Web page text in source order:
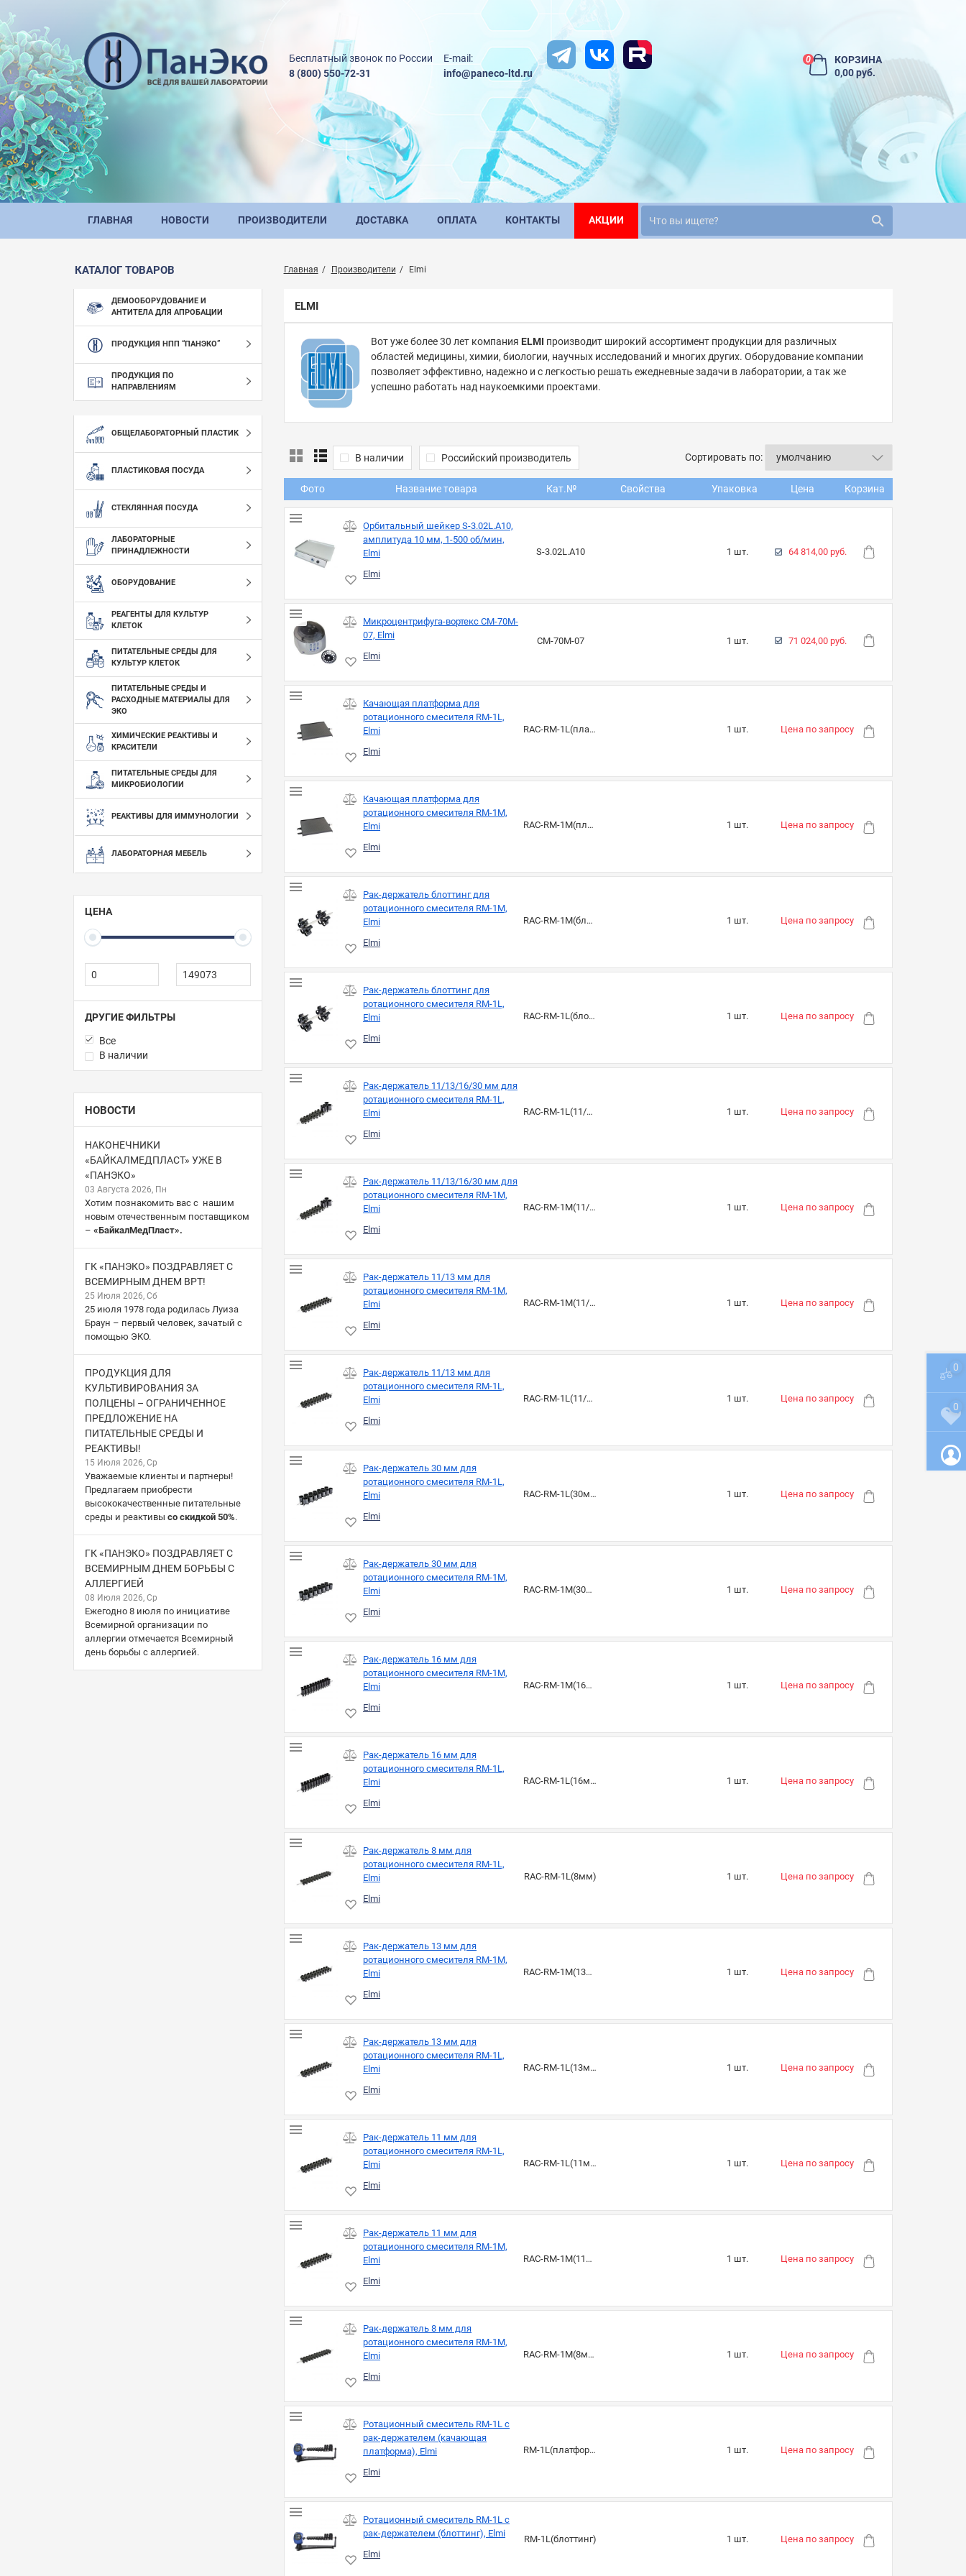
Бесплатный звонок по России
8 (800) 550-72-31
E-mail:
info@paneco-ltd.ru
0
КОРЗИНА
0,00 руб.
ГЛАВНАЯ НОВОСТИ ПРОИЗВОДИТЕЛИ ДОСТАВКА ОПЛАТА КОНТАКТЫ АКЦИИ
КАТАЛОГ ТОВАРОВ
ДЕМООБОРУДОВАНИЕ И
АНТИТЕЛА ДЛЯ АПРОБАЦИИ
ПРОДУКЦИЯ НПП “ПАНЭКО”
ПРОДУКЦИЯ ПО
НАПРАВЛЕНИЯМ
ОБЩЕЛАБОРАТОРНЫЙ ПЛАСТИК
ПЛАСТИКОВАЯ ПОСУДА
СТЕКЛЯННАЯ ПОСУДА
ЛАБОРАТОРНЫЕ
ПРИНАДЛЕЖНОСТИ
ОБОРУДОВАНИЕ
РЕАГЕНТЫ ДЛЯ КУЛЬТУР
КЛЕТОК
ПИТАТЕЛЬНЫЕ СРЕДЫ ДЛЯ
КУЛЬТУР КЛЕТОК
ПИТАТЕЛЬНЫЕ СРЕДЫ И
РАСХОДНЫЕ МАТЕРИАЛЫ ДЛЯ
ЭКО
ХИМИЧЕСКИЕ РЕАКТИВЫ И
КРАСИТЕЛИ
ПИТАТЕЛЬНЫЕ СРЕДЫ ДЛЯ
МИКРОБИОЛОГИИ
РЕАКТИВЫ ДЛЯ ИММУНОЛОГИИ
ЛАБОРАТОРНАЯ МЕБЕЛЬ
ЦЕНА
ДРУГИЕ ФИЛЬТРЫ
Все
В наличии
Главная Производители Elmi
ELMI
Вот уже более 30 лет компания ELMI производит широкий ассортимент продукции для различных
областей медицины, химии, биологии, научных исследований и многих других. Оборудование компании
позволяет эффективно, надежно и с легкостью решать ежедневные задачи в лаборатории, а так же
успешно работать над наукоемкими проектами.
В наличии Российский производитель Сортировать по:
Фото Название товара Кат.№ Свойства Упаковка Цена Корзина
Орбитальный шейкер S-3.02L.A10,
амплитуда 10 мм, 1-500 об/мин,
Elmi
Elmi
S-3.02L.A10 1 шт. 64 814,00 руб.
Микроцентрифуга-вортекс CM-70M-
07, Elmi
Elmi
CM-70M-07 1 шт. 71 024,00 руб.
Качающая платформа для
ротационного смесителя RM-1L,
Elmi
Elmi
RAC-RM-1L(платф) 1 шт. Цена по запросу
Качающая платформа для
ротационного смесителя RM-1M,
Elmi
Elmi
RAC-RM-1M(платф) 1 шт. Цена по запросу
Рак-держатель блоттинг для
ротационного смесителя RM-1M,
Elmi
Elmi
RAC-RM-1M(блоттинг) 1 шт. Цена по запросу
Рак-держатель блоттинг для
ротационного смесителя RM-1L,
Elmi
Elmi
RAC-RM-1L(блоттинг) 1 шт. Цена по запросу
Рак-держатель 11/13/16/30 мм для
ротационного смесителя RM-1L,
Elmi
Elmi
RAC-RM-1L(11/13/16/30мм) 1 шт. Цена по запросу
Рак-держатель 11/13/16/30 мм для
ротационного смесителя RM-1M,
Elmi
Elmi
RAC-RM-1M(11/13/16/30мм) 1 шт. Цена по запросу
Рак-держатель 11/13 мм для
ротационного смесителя RM-1M,
Elmi
Elmi
RAC-RM-1M(11/13мм) 1 шт. Цена по запросу
Рак-держатель 11/13 мм для
ротационного смесителя RM-1L,
Elmi
Elmi
RAC-RM-1L(11/13мм) 1 шт. Цена по запросу
Рак-держатель 30 мм для
ротационного смесителя RM-1L,
Elmi
Elmi
RAC-RM-1L(30мм) 1 шт. Цена по запросу
Рак-держатель 30 мм для
ротационного смесителя RM-1M,
Elmi
Elmi
RAC-RM-1M(30мм) 1 шт. Цена по запросу
Рак-держатель 16 мм для
ротационного смесителя RM-1M,
Elmi
Elmi
RAC-RM-1M(16мм) 1 шт. Цена по запросу
Рак-держатель 16 мм для
ротационного смесителя RM-1L,
Elmi
Elmi
RAC-RM-1L(16мм) 1 шт. Цена по запросу
Рак-держатель 8 мм для
ротационного смесителя RM-1L,
Elmi
Elmi
RAC-RM-1L(8мм) 1 шт. Цена по запросу
Рак-держатель 13 мм для
ротационного смесителя RM-1M,
Elmi
Elmi
RAC-RM-1M(13мм) 1 шт. Цена по запросу
Рак-держатель 13 мм для
ротационного смесителя RM-1L,
Elmi
Elmi
RAC-RM-1L(13мм) 1 шт. Цена по запросу
Рак-держатель 11 мм для
ротационного смесителя RM-1L,
Elmi
Elmi
RAC-RM-1L(11мм) 1 шт. Цена по запросу
Рак-держатель 11 мм для
ротационного смесителя RM-1M,
Elmi
Elmi
RAC-RM-1M(11мм) 1 шт. Цена по запросу
Рак-держатель 8 мм для
ротационного смесителя RM-1M,
Elmi
Elmi
RAC-RM-1M(8мм) 1 шт. Цена по запросу
Ротационный смеситель RM-1L с
рак-держателем (качающая
платформа), Elmi
Elmi
RM-1L(платформа) 1 шт. Цена по запросу
Ротационный смеситель RM-1L с
рак-держателем (блоттинг), Elmi
Elmi
RM-1L(блоттинг) 1 шт. Цена по запросу
НОВОСТИ
НАКОНЕЧНИКИ
«БАЙКАЛМЕДПЛАСТ» УЖЕ В
«ПАНЭКО»
03 Августа 2026, Пн
Хотим познакомить вас с нашим
новым отечественным поставщиком
– «БайкалМедПласт».
ГК «ПАНЭКО» ПОЗДРАВЛЯЕТ С
ВСЕМИРНЫМ ДНЕМ ВРТ!
25 Июля 2026, Сб
25 июля 1978 года родилась Луиза
Браун – первый человек, зачатый с
помощью ЭКО.
ПРОДУКЦИЯ ДЛЯ
КУЛЬТИВИРОВАНИЯ ЗА
ПОЛЦЕНЫ – ОГРАНИЧЕННОЕ
ПРЕДЛОЖЕНИЕ НА
ПИТАТЕЛЬНЫЕ СРЕДЫ И
РЕАКТИВЫ!
15 Июля 2026, Ср
Уважаемые клиенты и партнеры!
Предлагаем приобрести
высококачественные питательные
среды и реактивы со скидкой 50%.
ГК «ПАНЭКО» ПОЗДРАВЛЯЕТ С
ВСЕМИРНЫМ ДНЕМ БОРЬБЫ С
АЛЛЕРГИЕЙ
08 Июля 2026, Ср
Ежегодно 8 июля по инициативе
Всемирной организации по
аллергии отмечается Всемирный
день борьбы с аллергией.
0
0